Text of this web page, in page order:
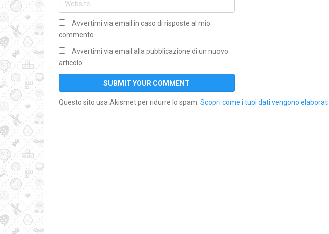
Avvertimi via email in caso di risposte al mio
commento.
Avvertimi via email alla pubblicazione di un nuovo
articolo.
Questo sito usa Akismet per ridurre lo spam. Scopri come i tuoi dati vengono elaborati